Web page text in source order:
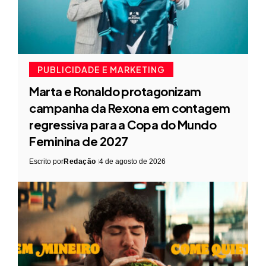
PUBLICIDADE E MARKETING
Marta e Ronaldo protagonizam
campanha da Rexona em contagem
regressiva para a Copa do Mundo
Feminina de 2027
Escrito porRedação 4 de agosto de 2026